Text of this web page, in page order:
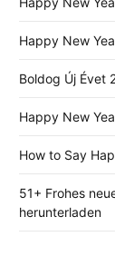
Happy New
Boldog Új Évet
Happy New
How to Say
51+ Frohes
herunterladen